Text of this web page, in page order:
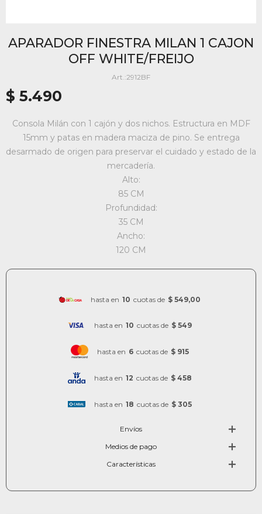
APARADOR FINESTRA MILAN 1 CAJON
OFF WHITE/FREIJO
2912BF
$ 5.490
Consola Milán con 1 cajón y dos nichos. Estructura en MDF
15mm y patas en madera maciza de pino. Se entrega
desarmado de origen para preservar el cuidado y estado de la
mercadería.
Alto:
85 CM
Profundidad:
35 CM
Ancho:
120 CM
hasta en 10 cuotas de $ 549,00
hasta en 10 cuotas de $ 549
hasta en 6 cuotas de $ 915
hasta en 12 cuotas de $ 458
hasta en 18 cuotas de $ 305
Envíos
Medios de pago
Características